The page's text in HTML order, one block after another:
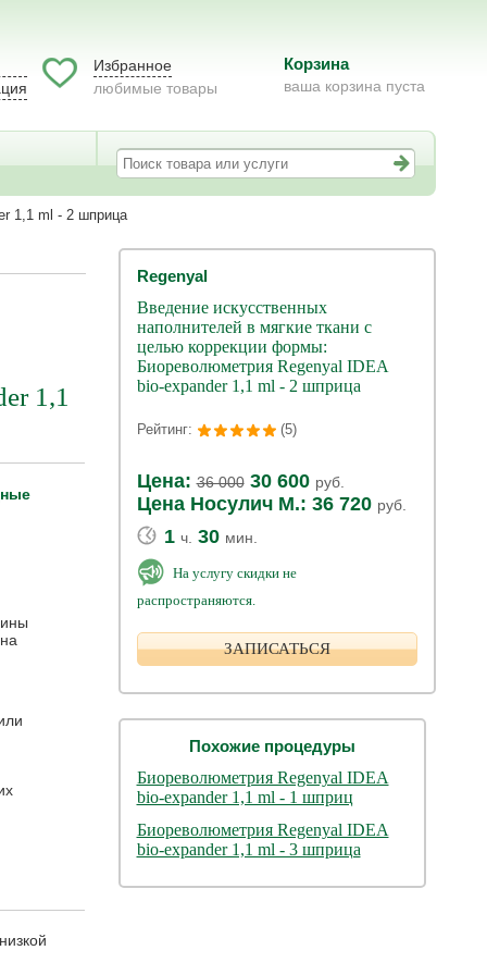
Избранное
любимые товары
Корзина
ваша корзина пуста
1,1 ml - 2 шприца
1,1
Regenyal
Введение искусственных
наполнителей в мягкие ткани с
целью коррекции формы:
Биореволюметрия Regenyal IDEA
bio-expander 1,1 ml - 2 шприца
Рейтинг: (5)
Цена:36 00030 600 руб.
Цена Носулич М.: 36 720 руб.
1 ч. 30 мин.
На услугу скидки не
распространяются.
ЗАПИСАТЬСЯ
Похожие процедуры
Биореволюметрия Regenyal IDEA
bio-expander 1,1 ml - 1 шприц
Биореволюметрия Regenyal IDEA
bio-expander 1,1 ml - 3 шприца